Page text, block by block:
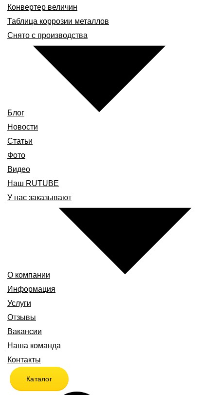
Конвертер величин
Таблица коррозии металлов
Снято с производства
Блог
Новости
Статьи
Фото
Видео
Наш RUTUBE
У нас заказывают
О компании
Информация
Услуги
Отзывы
Вакансии
Наша команда
Контакты
Каталог